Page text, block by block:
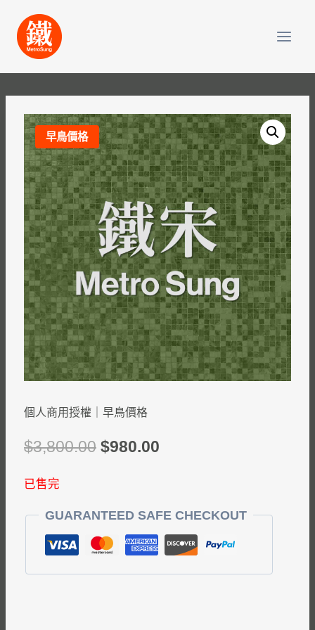
content
早鳥價格
個人商用授權｜早鳥價格
$3,800.00 $980.00
已售完
GUARANTEED SAFE CHECKOUT